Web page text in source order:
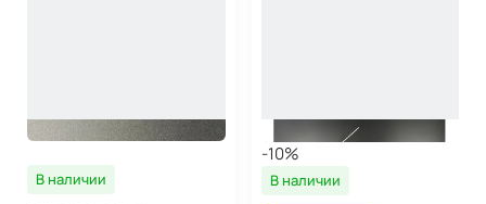
В наличии
-10%
В наличии